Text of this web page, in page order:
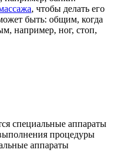
, чтобы делать его
быть: общим, когда
например, ног, стоп,
специальные аппараты
процедуры
аппараты